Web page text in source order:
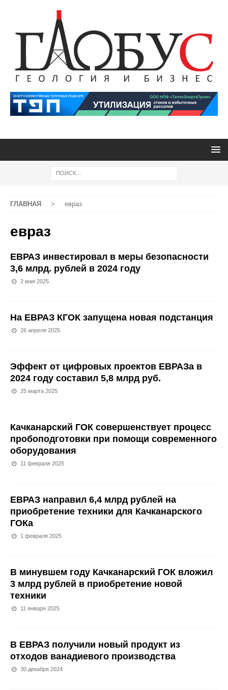
ГЛАВНАЯ > евраз
евраз
ЕВРАЗ инвестировал в меры безопасности
3,6 млрд. рублей в 2024 году
2 мая 2025
На ЕВРАЗ КГОК запущена новая подстанция
26 апреля 2025
Эффект от цифровых проектов ЕВРАЗа в
2024 году составил 5,8 млрд руб.
25 марта 2025
Качканарский ГОК совершенствует процесс
пробоподготовки при помощи современного
оборудования
11 февраля 2025
ЕВРАЗ направил 6,4 млрд рублей на
приобретение техники для Качканарского
ГОКа
1 февраля 2025
В минувшем году Качканарский ГОК вложил
3 млрд рублей в приобретение новой
техники
11 января 2025
В ЕВРАЗ получили новый продукт из
отходов ванадиевого производства
30 декабря 2024